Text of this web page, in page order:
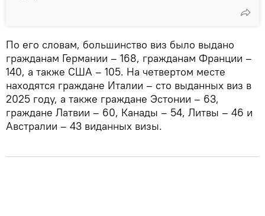
По его словам, большинство виз было выдано
гражданам Германии – 168, гражданам Франции –
140, а также США – 105. На четвертом месте
находятся граждане Италии – сто выданных виз в
2025 году, а также граждане Эстонии – 63,
граждане Латвии – 60, Канады – 54, Литвы – 46 и
Австралии – 43 виданных визы.